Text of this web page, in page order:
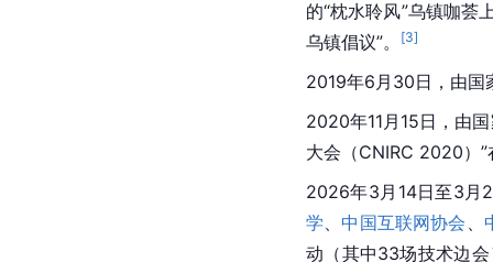
的“枕水聆风”乌镇咖荟
乌镇倡议”。
[3]
2019年6月30日，由国
2020年11月15日，由
大会（CNIRC 2020）”
2026年3月14日至3月
学、中国互联网协会 、
动（其中33场技术边